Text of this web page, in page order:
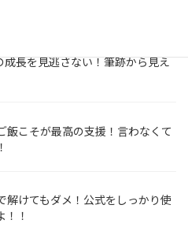
長を見逃さない！筆跡から見え
飯こそが最高の支援！言わなくて
解けてもダメ！公式をしっかり使
！！